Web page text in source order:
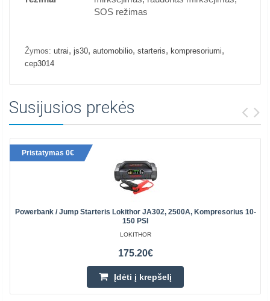
SOS režimas
Žymos: utrai, js30, automobilio, starteris, kompresoriumi,
cep3014
Susijusios prekės
Pristatymas 0€
Powerbank / Jump Starteris Lokithor JA302, 2500A, Kompresorius 10-
150 PSI
LOKITHOR
175.20€
Įdėti į krepšelį